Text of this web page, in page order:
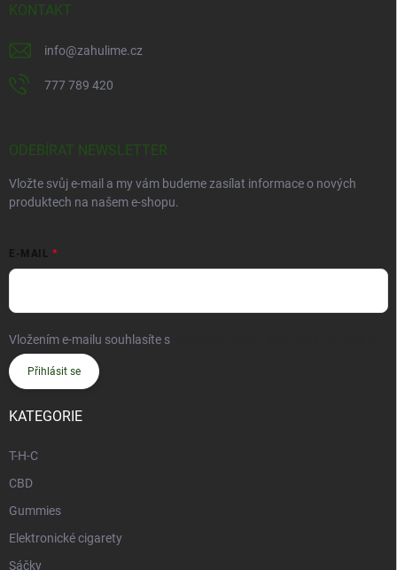
KONTAKT
info@zahulime.cz
777 789 420
ODEBÍRAT NEWSLETTER
Vložte svůj e-mail a my vám budeme zasílat informace o nových
produktech na našem e-shopu.
E-MAIL
Vložením e-mailu souhlasíte s
Přihlásit se
KATEGORIE
T-H-C
CBD
Gummies
Elektronické cigarety
Sáčky